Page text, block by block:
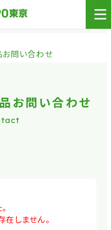
入場には
要です。
プレス）
なっております。
問い合わせ
お問い合わせ
しません。